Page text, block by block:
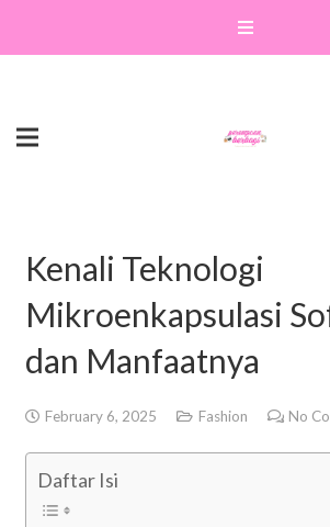
Kenali Teknologi
Mikroenkapsulasi
dan Manfaatnya
February 6, 2025 Fashion No
Daftar Isi